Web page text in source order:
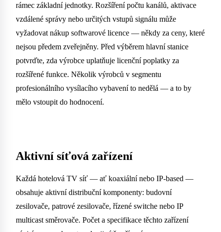
rámec základní jednotky. Rozšíření počtu kanálů, aktivace
vzdálené správy nebo určitých vstupů signálu může
vyžadovat nákup softwarové licence — někdy za ceny, které
nejsou předem zveřejněny. Před výběrem hlavní stanice
potvrďte, zda výrobce uplatňuje licenční poplatky za
rozšířené funkce. Několik výrobců v segmentu
profesionálního vysílacího vybavení to nedělá — a to by
mělo vstoupit do hodnocení.
Aktivní síťová zařízení
Každá hotelová TV síť — ať koaxiální nebo IP-based —
obsahuje aktivní distribuční komponenty: budovní
zesilovače, patrové zesilovače, řízené switche nebo IP
multicast směrovače. Počet a specifikace těchto zařízení